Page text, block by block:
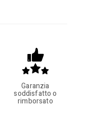
Garanzia
soddisfatto o
rimborsato